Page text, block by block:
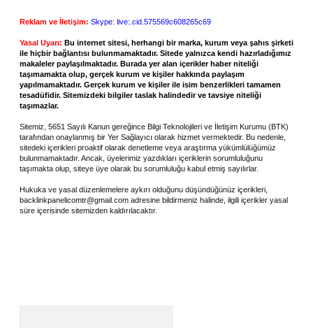
Reklam ve İletişim: Skype: live:.cid.575569c608265c69
Yasal Uyarı: Bu internet sitesi, herhangi bir marka, kurum veya şahıs şirketi
ile hiçbir bağlantısı bulunmamaktadır. Sitede yalnızca kendi hazırladığımız
makaleler paylaşılmaktadır. Burada yer alan içerikler haber niteliği
taşımamakta olup, gerçek kurum ve kişiler hakkında paylaşım
yapılmamaktadır. Gerçek kurum ve kişiler ile isim benzerlikleri tamamen
tesadüfidir. Sitemizdeki bilgiler taslak halindedir ve tavsiye niteliği
taşımazlar.
Sitemiz, 5651 Sayılı Kanun gereğince Bilgi Teknolojileri ve İletişim Kurumu (BTK)
tarafından onaylanmış bir Yer Sağlayıcı olarak hizmet vermektedir. Bu nedenle,
sitedeki içerikleri proaktif olarak denetleme veya araştırma yükümlülüğümüz
bulunmamaktadır. Ancak, üyelerimiz yazdıkları içeriklerin sorumluluğunu
taşımakta olup, siteye üye olarak bu sorumluluğu kabul etmiş sayılırlar.
Hukuka ve yasal düzenlemelere aykırı olduğunu düşündüğünüz içerikleri,
backlinkpanelicomtr@gmail.com adresine bildirmeniz halinde, ilgili içerikler yasal
süre içerisinde sitemizden kaldırılacaktır.